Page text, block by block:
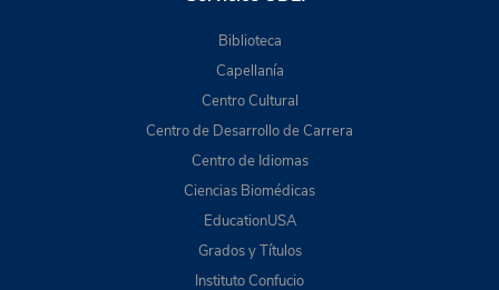
Biblioteca
Capellanía
Centro Cultural
Centro de Desarrollo de Carrera
Centro de Idiomas
Ciencias Biomédicas
EducationUSA
Grados y Títulos
Instituto Confucio